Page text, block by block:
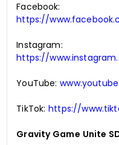
Facebook:
https://
Instagram:
https://
YouTube:
TikTok: https://
Gravity Game Unite